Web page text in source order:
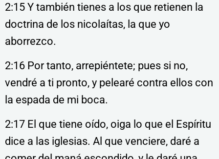
2:15 Y también tienes a los que retienen la
doctrina de los nicolaítas, la que yo
aborrezco.
2:16 Por tanto, arrepiéntete; pues si no,
vendré a ti pronto, y pelearé contra ellos con
la espada de mi boca.
2:17 El que tiene oído, oiga lo que el Espíritu
dice a las iglesias. Al que venciere, daré a